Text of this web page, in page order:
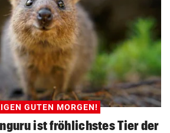
GUTEN MORGEN!
ist fröhlichstes Tier der